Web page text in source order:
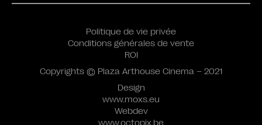
Design
www.moxs.eu
Webdev
www.octopix.be
Politique de vie privée
Conditions générales de vente
ROI
Copyrights © Plaza Arthouse Cinema – 2021